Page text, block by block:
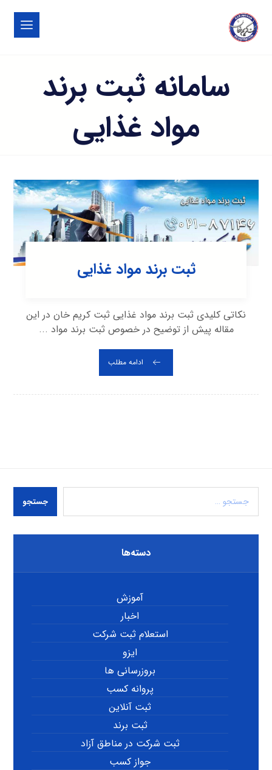
سامانه ثبت برند
مواد غذایی
ثبت برند مواد غذایی
نکاتی کلیدی ثبت برند مواد غذایی ثبت کریم خان در این
مقاله پیش از توضیح در خصوص ثبت برند مواد ...
ادامه مطلب
جستجو
دسته‌ها
آموزش
اخبار
استعلام ثبت شرکت
ایزو
بروزرسانی ها
پروانه کسب
ثبت آنلاین
ثبت برند
ثبت شرکت در مناطق آزاد
جواز کسب